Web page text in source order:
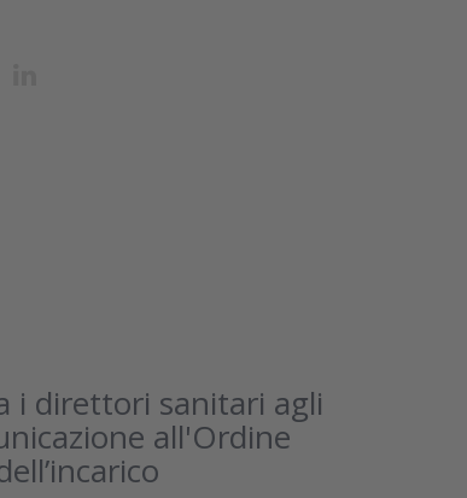
i direttori sanitari agli
all'Ordine